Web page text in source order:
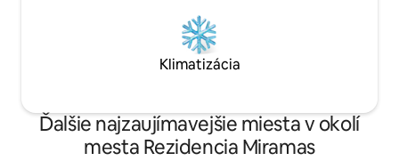
Klimatizácia
Ďalšie najzaujímavejšie miesta v okolí
mesta Rezidencia Miramas